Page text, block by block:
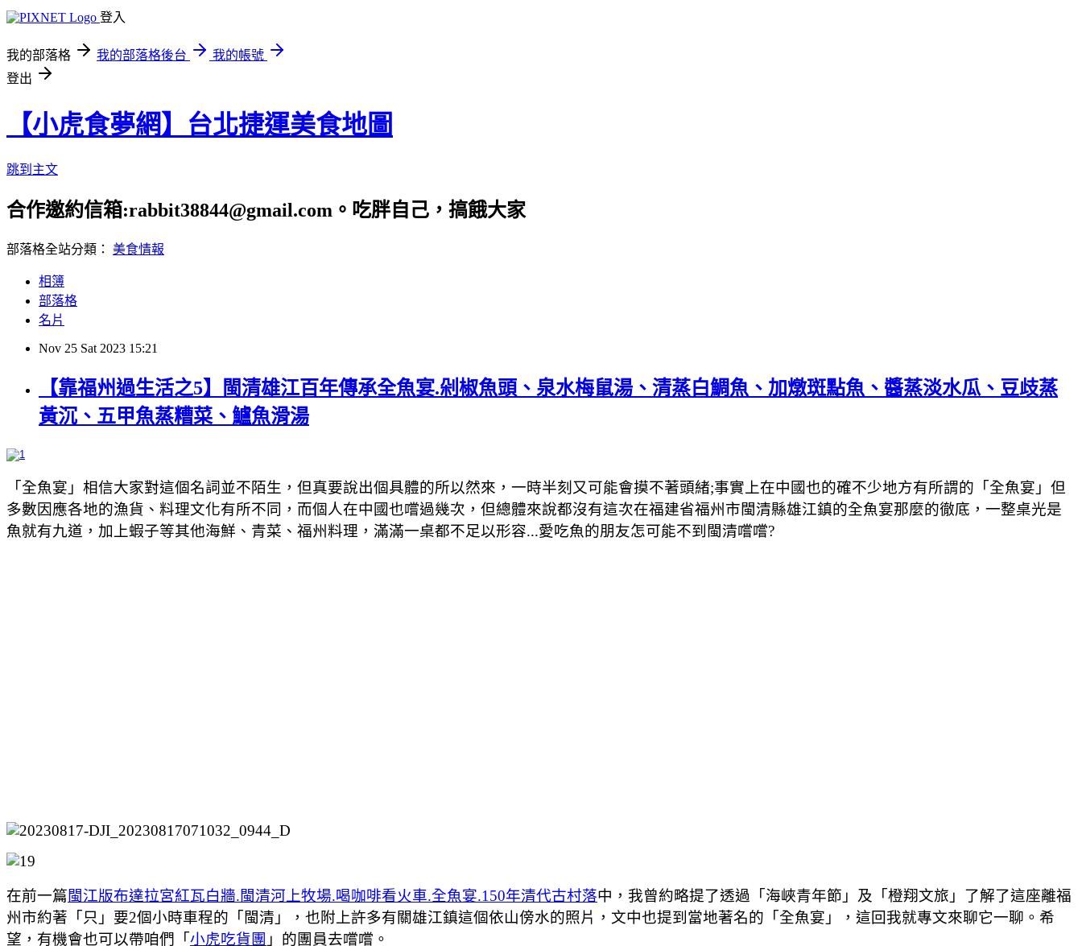
登入
我的部落格 我的部落格後台
我的帳號
登出
【小虎食夢網】台北捷運美食地圖
跳到主文
合作邀約信箱:rabbit38844@gmail.com。吃胖自己，搞餓大家
部落格全站分類： 美食情報
相簿
部落格
名片
Nov 25 Sat 2023 15:21
【靠福州過生活之5】閩清雄江百年傳承全魚宴.剁椒魚頭、泉水梅鼠湯、清蒸白鯛魚、加燉斑點魚、醬蒸淡水瓜、豆歧蒸
黃沉、五甲魚蒸糟菜、鱸魚滑湯
「全魚宴」相信大家對這個名詞並不陌生，但真要說出個具體的所以然來，一時半刻又可能會摸不著頭緒;事實上在中國也的確不少地方有所謂的「全魚宴」但
多數因應各地的漁貨、料理文化有所不同，而個人在中國也嚐過幾次，但總體來說都沒有這次在福建省福州市閩清縣雄江鎮的全魚宴那麼的徹底，一整桌光是
魚就有九道，加上蝦子等其他海鮮、青菜、福州料理，滿滿一桌都不足以形容...愛吃魚的朋友怎可能不到閩清嚐嚐?
在前一篇閩江版布達拉宮紅瓦白牆.閩清河上牧場.喝咖啡看火車.全魚宴.150年清代古村落中，我曾約略提了透過「海峽青年節」及「橙翔文旅」了解了這座離福
州市約著「只」要2個小時車程的「閩清」，也附上許多有關雄江鎮這個依山傍水的照片，文中也提到當地著名的「全魚宴」，這回我就專文來聊它一聊。希
望，有機會也可以帶咱們「小虎吃貨團 」的團員去嚐嚐。